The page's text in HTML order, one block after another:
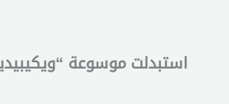
استبدلت موسوعة